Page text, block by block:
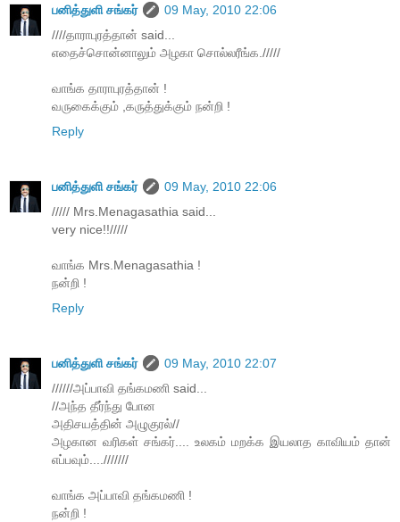
பனித்துளி சங்கர்
09 May, 2010 22:06
////தாராபுரத்தான் said...
எதைச்சொன்னாலும் அழகா சொல்லரீங்க./////
வாங்க தாராபுரத்தான் !
வருகைக்கும் ,கருத்துக்கும் நன்றி !
Reply
பனித்துளி சங்கர்
09 May, 2010 22:06
///// Mrs.Menagasathia said...
very nice!!/////
வாங்க Mrs.Menagasathia !
நன்றி !
Reply
பனித்துளி சங்கர்
09 May, 2010 22:07
//////அப்பாவி தங்கமணி said...
//அந்த தீர்ந்து போன
அதிசயத்தின் அழுகுரல்//
அழகான வரிகள் சங்கர்.... உலகம் மறக்க இயலாத காவியம் தான்
எப்பவும்....///////
வாங்க அப்பாவி தங்கமணி !
நன்றி !